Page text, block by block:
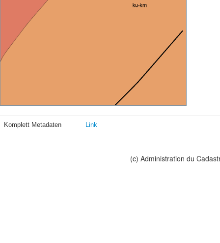
Komplett Metadaten Link
(c) Administration du